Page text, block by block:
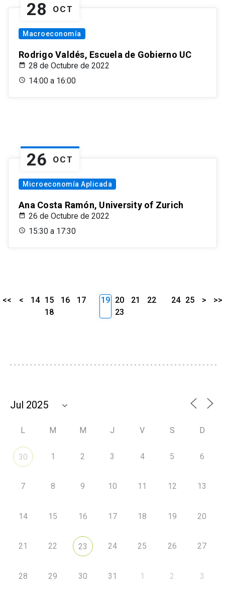
28 OCT
Macroeconomía
Rodrigo Valdés, Escuela de Gobierno UC
28 de Octubre de 2022
14:00 a 16:00
26 OCT
Microeconomía Aplicada
Ana Costa Ramón, University of Zurich
26 de Octubre de 2022
15:30 a 17:30
<< < 14 15 16
17
18
19 20 21
22
23
24 25 > >>
L M M J V S D
30 1 2 3 4 5 6
7 8 9 10 11 12 13
14 15 16 17 18 19 20
21 22 23 24 25 26 27
28 29 30 31 1 2 3